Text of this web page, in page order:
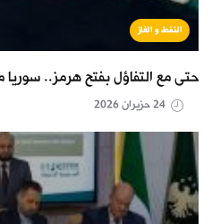
النفط و الغاز
حتى مع التفاؤل بفتح هرمز.. سوريا